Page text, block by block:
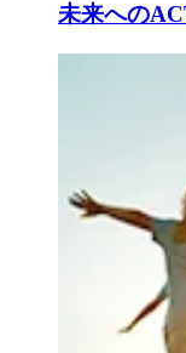
未来への